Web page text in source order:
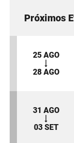
Próximos
25 AGO
28 AGO
31 AGO
03 SET